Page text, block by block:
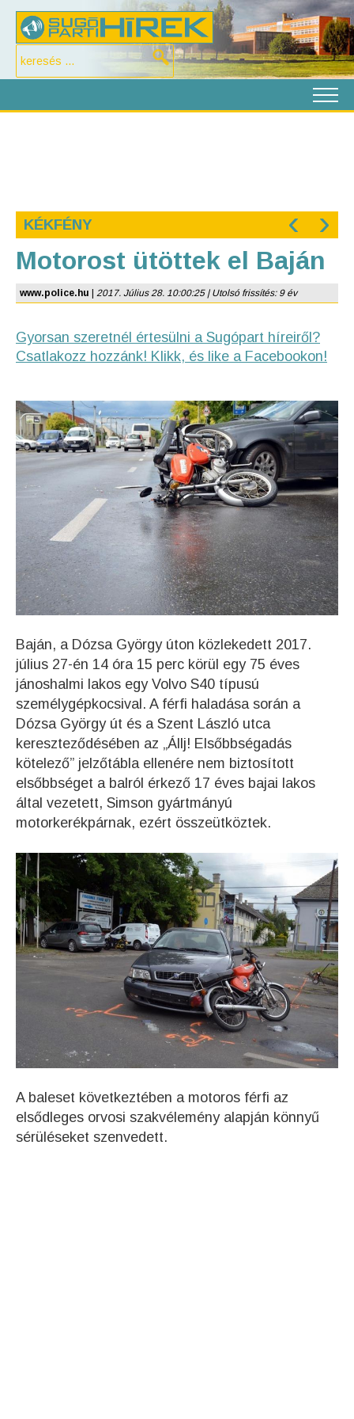
KÉKFÉNY ‹ ›
Motorost ütöttek el Baján
www.police.hu 2017. Július 28. 10:00:25 | Utolsó frissítés: 9 év
Gyorsan szeretnél értesülni a Sugópart híreiről?
Csatlakozz hozzánk! Klikk, és like a Facebookon!
Baján, a Dózsa György úton közlekedett 2017.
július 27-én 14 óra 15 perc körül egy 75 éves
jánoshalmi lakos egy Volvo S40 típusú
személygépkocsival. A férfi haladása során a
Dózsa György út és a Szent László utca
kereszteződésében az „Állj! Elsőbbségadás
kötelező” jelzőtábla ellenére nem biztosított
elsőbbséget a balról érkező 17 éves bajai lakos
által vezetett, Simson gyártmányú
motorkerékpárnak, ezért összeütköztek.
A baleset következtében a motoros férfi az
elsődleges orvosi szakvélemény alapján könnyű
sérüléseket szenvedett.